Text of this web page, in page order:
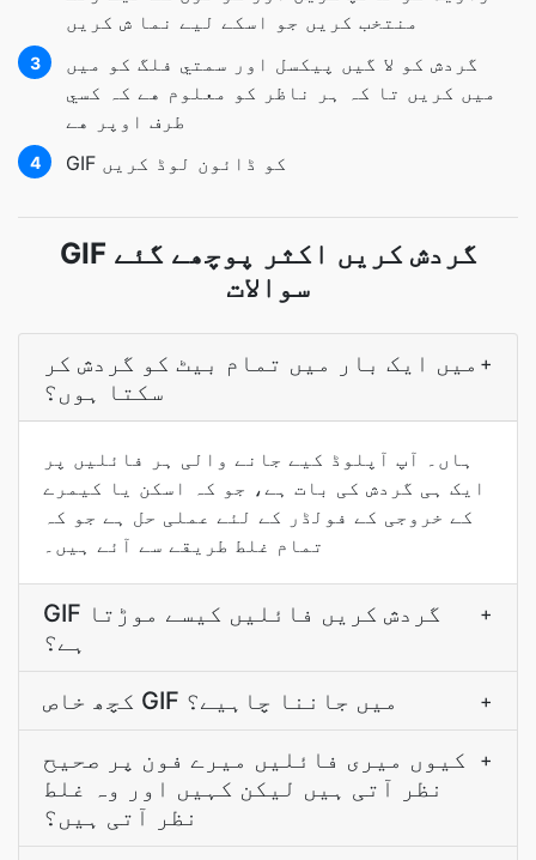
منتخب کريں جو اسکے ليے نما ش کريں
3
گردش کو لا گيں پيکسل اور سمتي فلگ کو ميں
ميں کريں تا کہ ہر ناظر کو معلوم هے کہ کسي
طرف اوپر هے
4 GIF کو ڈائون لوڈ کریں
GIF گردش کریں اکثر پوچھے گئے
سوالات
میں ایک بار میں تمام بیٹ کو گردش کر
سکتا ہوں؟
+
ہاں۔ آپ آپلوڈ کیے جانے والی ہر فائلیں پر
ایک ہی گردش کی بات ہے، جو کہ اسکن یا کیمرے
کے خروجی کے فولڈر کے لئے عملی حل ہے جو کہ
تمام غلط طریقے سے آئے ہیں۔
GIF گردش کریں فائلیں کیسے موڑتا
ہے؟
+
کچھ خاص GIF میں جاننا چاہیے؟ +
کیوں میری فائلیں میرے فون پر صحیح
نظر آتی ہیں لیکن کہیں اور وہ غلط
نظر آتی ہیں؟
+